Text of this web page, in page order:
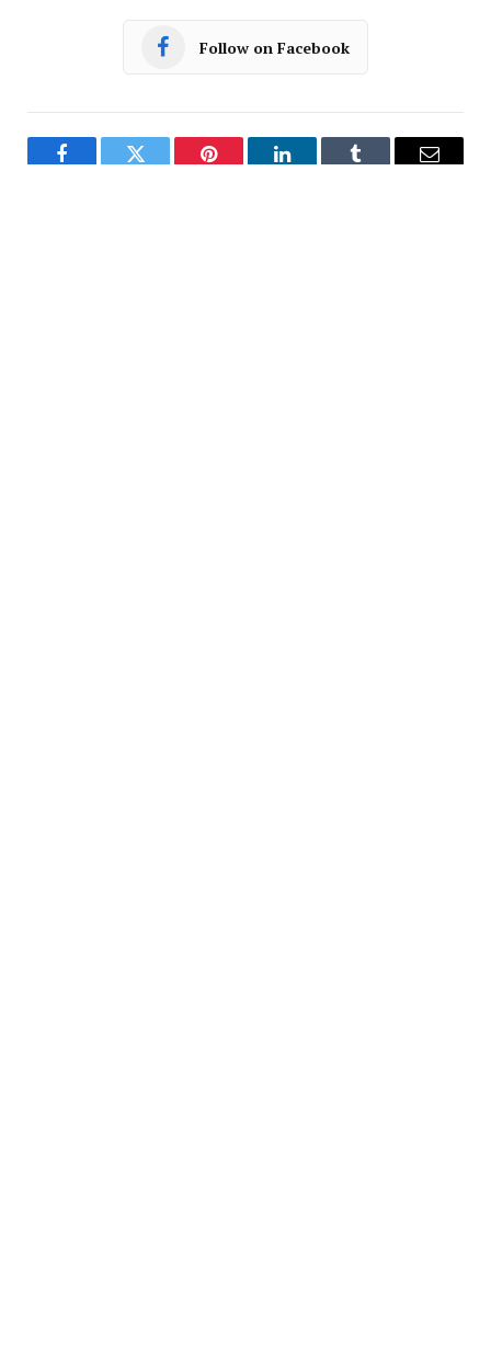
Follow on Facebook
FacebookTwitter Pinterest LinkedInTumblr Email